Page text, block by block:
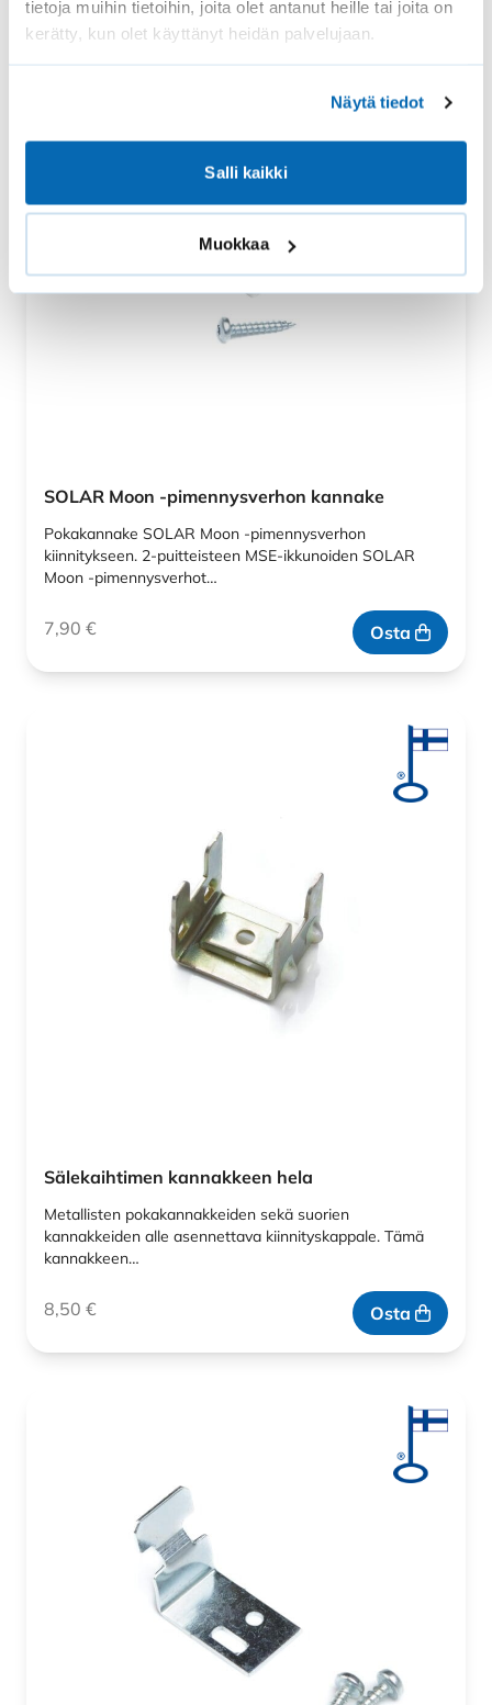
tietoja muihin tietoihin, joita olet antanut heille tai joita on
kerätty, kun olet käyttänyt heidän palvelujaan.
Näytä tiedot
Salli kaikki
Muokkaa
SOLAR Moon -pimennysverhon kannake
Pokakannake SOLAR Moon -pimennysverhon
kiinnitykseen. 2-puitteisteen MSE-ikkunoiden SOLAR
Moon -pimennysverhot…
7,90 € Osta
Sälekaihtimen kannakkeen hela
Metallisten pokakannakkeiden sekä suorien
kannakkeiden alle asennettava kiinnityskappale. Tämä
kannakkeen…
8,50 € Osta